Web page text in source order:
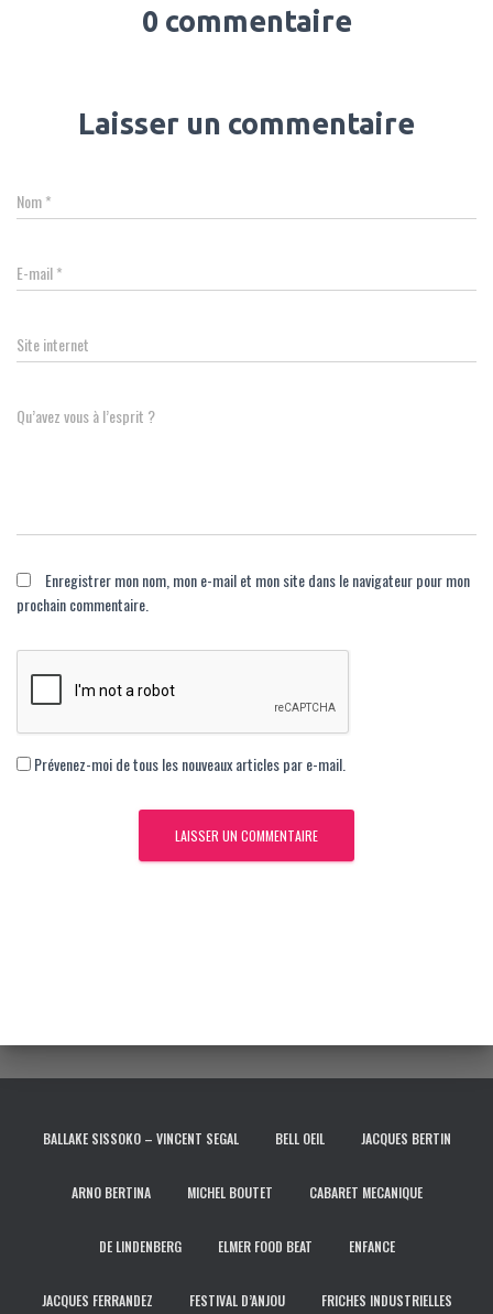
0 commentaire
Laisser un commentaire
Nom*
E-mail*
Site internet
Qu’avez vous à l’esprit ?
Enregistrer mon nom, mon e-mail et mon site dans le navigateur pour mon
prochain commentaire.
Prévenez-moi de tous les nouveaux articles par e-mail.
BALLAKE SISSOKO – VINCENT SEGAL BELL OEIL JACQUES BERTIN
ARNO BERTINA MICHEL BOUTET CABARET MECANIQUE
DE LINDENBERG ELMER FOOD BEAT ENFANCE
JACQUES FERRANDEZ FESTIVAL D’ANJOU FRICHES INDUSTRIELLES